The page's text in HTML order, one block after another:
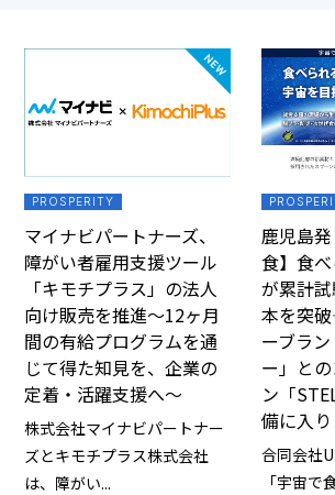
PROSPERITY
マイナビパートナーズ、
障がい者雇用支援ツール
「キモチプラス」の法人
向け販売を推進～12ヶ月
間の有給プログラムを通
じて得た知見を、企業の
定着・活躍支援へ〜
株式会社マイナビパートナー
ズとキモチプラス株式会社
は、障がい...
鹿児島
食】食
が累計
本を突
ーブラ
ー」と
ン「
備に入
合同会社
「宇宙で